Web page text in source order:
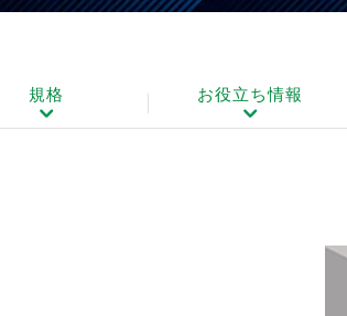
規格 お役立ち情報